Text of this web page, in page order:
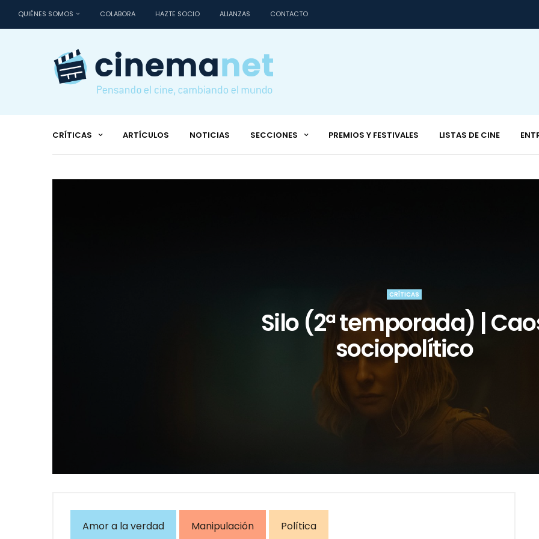
QUIÉNES SOMOS COLABORA HAZTE SOCIO ALIANZAS CONTACTO
CRÍTICAS ARTÍCULOS NOTICIAS SECCIONES PREMIOS Y FESTIVALES LISTAS DE CINE
CRÍTICAS
Silo (2ª temporada) |
sociopolítico
Amor a la verdad Manipulación Política